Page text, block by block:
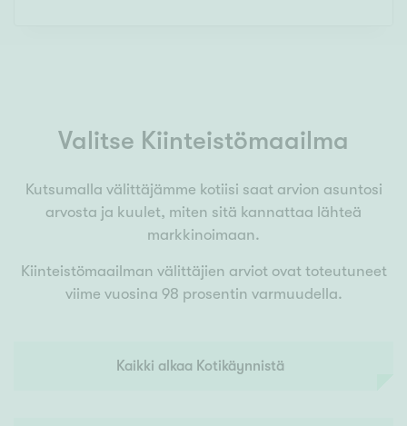
Valitse Kiinteistömaailma
Kutsumalla välittäjämme kotiisi saat arvion asuntosi
arvosta ja kuulet, miten sitä kannattaa lähteä
markkinoimaan.
Kiinteistömaailman välittäjien arviot ovat toteutuneet
viime vuosina 98 prosentin varmuudella.
Kaikki alkaa Kotikäynnistä